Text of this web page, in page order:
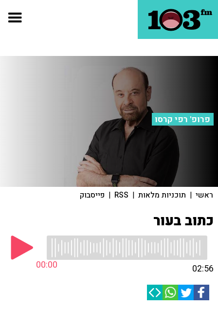
פרופ' רפי קרסו
ראשי | תוכניות מלאות |
RSS
| פייסבוק
כתוב בעור
00:00 02:56